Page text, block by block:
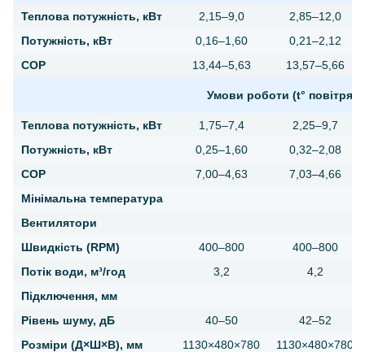
Теплова потужність, кВт 2,15–9,0
2,85–12,0
Потужність, кВт
0,16–1,60
0,21–2,12
COP
13,44–5,63 13,57–5,66
Умови роботи (t° повітря
Теплова потужність, кВт 1,75–7,4
2,25–9,7
Потужність, кВт
0,25–1,60
0,32–2,08
COP
7,00–4,63
7,03–4,66
Мінімальна температура
Вентилятори
Швидкість (RPM)
400–800
400–800
Потік води, м³/год
3,2
4,2
Підключення, мм
Рівень шуму, дБ
40–50
42–52
Розміри (Д×Ш×В), мм
1130×480×780 1130×480×780